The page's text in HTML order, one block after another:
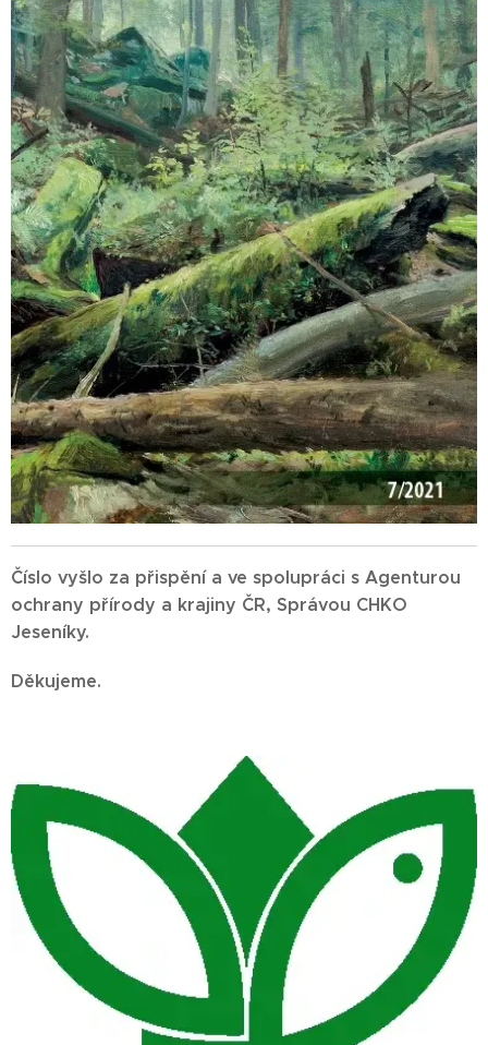
Číslo vyšlo za přispění a ve spolupráci s Agenturou
ochrany přírody a krajiny ČR, Správou CHKO
Jeseníky.
Děkujeme.